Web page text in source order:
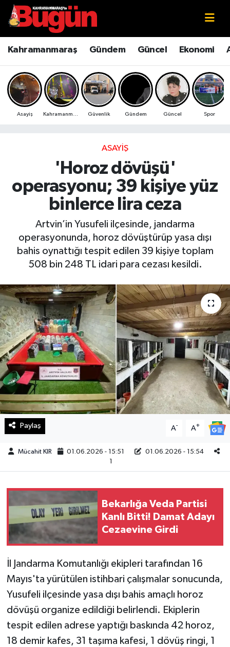
Kahramanmaraş Gündem Güncel Ekonomi
Asayiş Güvenlik Gündem Güncel Spor
ASAYIŞ
'Horoz dövüşü'
operasyonu; 39 kişiye yüz
binlerce lira ceza
Artvin’in Yusufeli ilçesinde, jandarma
operasyonunda, horoz dövüştürüp yasa dışı
bahis oynattığı tespit edilen 39 kişiye toplam
508 bin 248 TL idari para cezası kesildi.
Paylaş A- A+
Mücahit KIR 01.06.2026 - 15:51
01.06.2026 - 15:54
1
Bekarlığa Veda Partisi
Kanlı Bitti! Damat Adayı
Cezaevine Girdi
İl Jandarma Komutanlığı ekipleri tarafından 16
Mayıs'ta yürütülen istihbari çalışmalar sonucunda,
Yusufeli ilçesinde yasa dışı bahis amaçlı horoz
dövüşü organize edildiği belirlendi. Ekiplerin
tespit edilen adrese yaptığı baskında 42 horoz,
18 demir kafes, 31 taşıma kafesi, 1 dövüş ringi, 1
Kahramanmaraş
Kahramanmaraş Sokak Röportajları
Bilim ve Teknoloji
Çevre
Ekonomi
Genel
Güncel
Haberde İnsan
Magazin
Manşet Altı
Manşetler
Resmi İlan
Sağlık
Spor
Yaşam
KAHRAMANMARAŞ
Kahramanmaraş Nöbetçi Eczaneler
Kahramanmaraş Hava Durumu
Kahramanmaraş Namaz Vakitleri
Kahramanmaraş Trafik Yoğunluk Haritası
Süper Lig Puan Durumu ve Fikstür
Tüm Manşetler
Son Dakika Haberleri
Haber Arşivi